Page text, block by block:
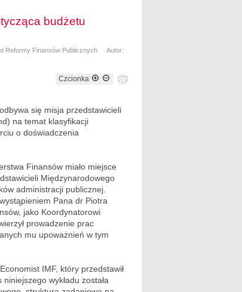
budżetu
Reformy Finansów Publicznych
Autor:
Czcionka
się misja przedstawicieli
na temat klasyfikacji
o doświadczenia
Finansów miało miejsce
Międzynarodowego
administracji publicznej.
Pana dr Piotra
jako Koordynatorowi
prowadzenie prac
mu upoważnień w tym
IMF, który przedstawił
wykładu została